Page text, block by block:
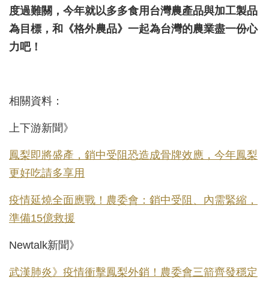
度過難關，今年就以多多食用台灣農產品與加工製品
為目標，和《格外農品》一起為台灣的農業盡一份心
力吧！
相關資料：
上下游新聞》
鳳梨即將盛產，銷中受阻恐造成骨牌效應，今年鳳梨
更好吃請多享用
疫情延燒全面應戰！農委會：銷中受阻、內需緊縮，
準備15億救援
Newtalk新聞》
武漢肺炎》疫情衝擊鳳梨外銷！農委會三箭齊發穩定